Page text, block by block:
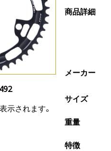
示されます。
商品詳細
メーカー
サイズ
重量
特徴